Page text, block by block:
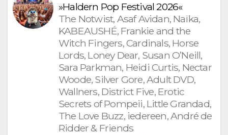
»Haldern Pop Festival 2026«
The Notwist, Asaf Avidan, Naïka,
KABEAUSHÉ, Frankie and the
Witch Fingers, Cardinals, Horse
Lords, Loney Dear, Susan O’Neill,
Sara Parkman, Heidi Curtis, Nectar
Woode, Silver Gore, Adult DVD,
Wallners, District Five, Erotic
Secrets of Pompeii, Little Grandad,
The Love Buzz, iedereen, André de
Ridder & Friends